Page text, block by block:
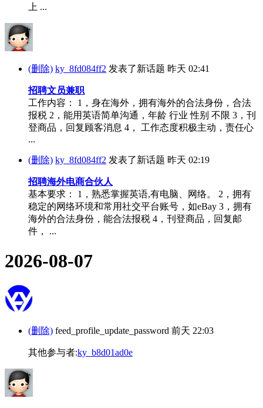
上 ...
(删除) ky_8fd084ff2 发表了新话题 昨天 02:41
招聘文员兼职
工作内容： 1，身在海外，拥有海外的合法身份，合法
报税 2，能用英语简单沟通，年龄 行业 性别 不限 3，刊
登商品，回复顾客消息 4， 工作态度积极主动，责任心
...
(删除) ky_8fd084ff2 发表了新话题 昨天 02:19
招聘海外电商合伙人
基本要求： 1，熟悉掌握英语,有电脑、网络。 2，拥有
稳定的网络环境和常用社交平台账号，如eBay 3，拥有
海外的合法身份，能合法报税 4，刊登商品，回复邮
件， ...
2026-08-07
(删除) feed_profile_update_password 前天 22:03
其他参与者:ky_b8d01ad0e